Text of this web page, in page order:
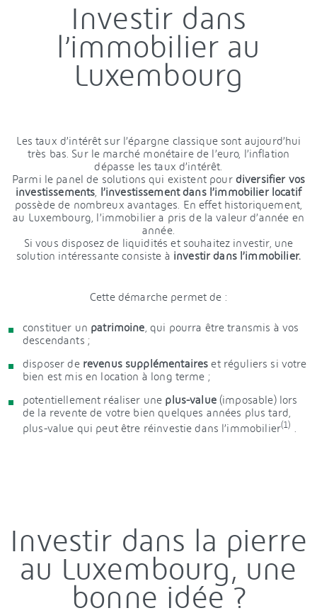
Investir dans
l’immobilier au
Luxembourg
Les taux d’intérêt sur l’épargne classique sont aujourd’hui
très bas. Sur le marché monétaire de l’euro, l’inflation
dépasse les taux d’intérêt.
Parmi le panel de solutions qui existent pour diversifier vos
investissements, l’investissement dans l’immobilier locatif
possède de nombreux avantages. En effet historiquement,
au Luxembourg, l’immobilier a pris de la valeur d’année en
année.
Si vous disposez de liquidités et souhaitez investir, une
solution intéressante consiste à investir dans l’immobilier.
Cette démarche permet de :
constituer un patrimoine, qui pourra être transmis à vos
descendants ;
disposer derevenus supplémentaireset réguliers si votre
bien est mis en location à long terme ;
potentiellement réaliser une plus-value(imposable) lors
de la revente de votre bien quelques années plus tard,
plus-value qui peut être réinvestie dans l’immobilier(1) .
Investir dans la pierre
au Luxembourg, une
bonne idée ?